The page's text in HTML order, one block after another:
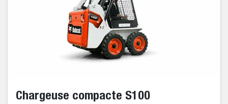
Chargeuse compacte S100